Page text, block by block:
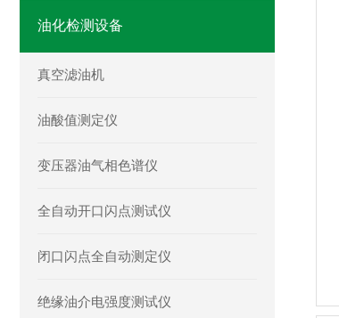
油化检测设备
真空滤油机
油酸值测定仪
变压器油气相色谱仪
全自动开口闪点测试仪
闭口闪点全自动测定仪
绝缘油介电强度测试仪